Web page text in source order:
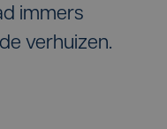
immers
verhuizen.